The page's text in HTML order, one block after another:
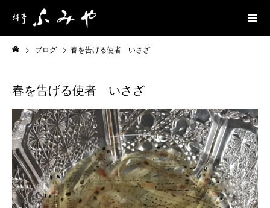
ブログ 春を告げる使者 いさざ
春を告げる使者 いさざ